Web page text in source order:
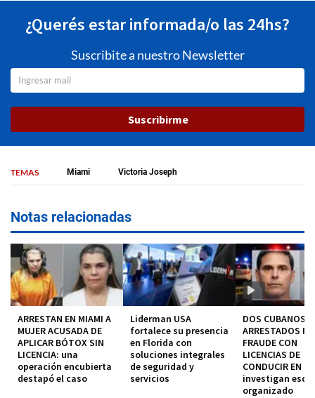
¿Querés estar informada/o las 24hs?
Suscribite a nuestro Newsletter
Suscribirme
TEMAS Miami Victoria Joseph
Notas relacionadas
ARRESTAN EN MIAMI A
MUJER ACUSADA DE
APLICAR BÓTOX SIN
LICENCIA: una
operación encubierta
destapó el caso
Liderman USA
fortalece su presencia
en Florida con
soluciones integrales
de seguridad y
servicios
DOS CUBANOS
ARRESTADOS
FRAUDE CON
LICENCIAS DE
CONDUCIR EN
investigan
organizado